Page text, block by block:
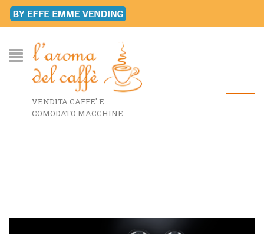
VENDITA CAFFE' E
COMODATO MACCHINE